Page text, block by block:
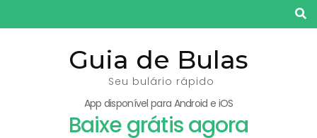
para
Guia de Bulas
Seu bulário rápido
App disponível para Android e iOS
Baixe grátis agora